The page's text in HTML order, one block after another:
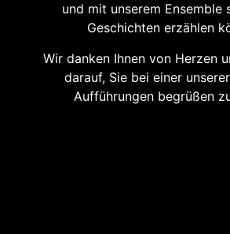
und mit unserem Ensemble
Geschichten erzählen
Wir danken Ihnen von Herzen
darauf, Sie bei einer
Aufführungen begrüßen